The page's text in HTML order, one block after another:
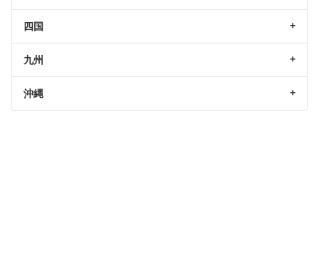
四国
九州
沖縄